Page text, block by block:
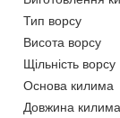
Тип ворсу
Висота ворсу
Щільність ворсу
Основа килима
Довжина килима